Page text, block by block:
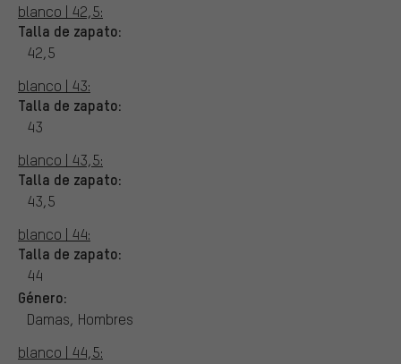
blanco | 42,5:
Talla de zapato:
42,5
blanco | 43:
Talla de zapato:
43
blanco | 43,5:
Talla de zapato:
43,5
blanco | 44:
Talla de zapato:
44
Género:
Damas, Hombres
blanco | 44,5: